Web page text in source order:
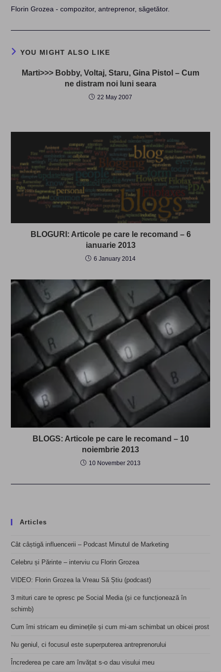
Florin Grozea - compozitor, antreprenor, săgetător.
YOU MIGHT ALSO LIKE
Marti>>> Bobby, Voltaj, Staru, Gina Pistol – Cum
ne distram noi luni seara
22 May 2007
BLOGURI: Articole pe care le recomand – 6
ianuarie 2013
6 January 2014
BLOGS: Articole pe care le recomand – 10
noiembrie 2013
10 November 2013
Articles
Cât câștigă influencerii – Podcast Minutul de Marketing
Celebru și Părinte – interviu cu Florin Grozea
VIDEO: Florin Grozea la Vreau Să Știu (podcast)
3 mituri care te opresc pe Social Media (și ce funcționează în
schimb)
Cum îmi stricam eu diminețile și cum mi-am schimbat un obicei prost
Nu geniul, ci focusul este superputerea antreprenorului
Încrederea pe care am învățat s-o dau visului meu